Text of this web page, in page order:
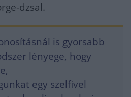
dzsal.
is gyorsabb
lényege, hogy
egy szelfivel